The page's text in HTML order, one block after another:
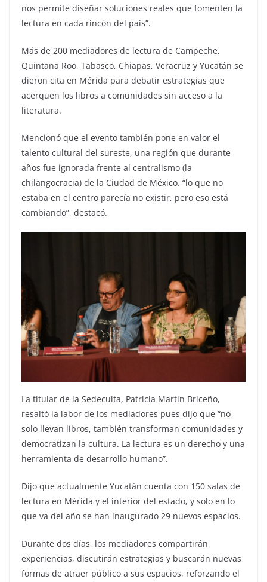
nos permite diseñar soluciones reales que fomenten la
lectura en cada rincón del país”.
Más de 200 mediadores de lectura de Campeche,
Quintana Roo, Tabasco, Chiapas, Veracruz y Yucatán se
dieron cita en Mérida para debatir estrategias que
acerquen los libros a comunidades sin acceso a la
literatura.
Mencionó que el evento también pone en valor el
talento cultural del sureste, una región que durante
años fue ignorada frente al centralismo (la
chilangocracia) de la Ciudad de México. “lo que no
estaba en el centro parecía no existir, pero eso está
cambiando”, destacó.
La titular de la Sedeculta, Patricia Martín Briceño,
resaltó la labor de los mediadores pues dijo que “no
solo llevan libros, también transforman comunidades y
democratizan la cultura. La lectura es un derecho y una
herramienta de desarrollo humano”.
Dijo que actualmente Yucatán cuenta con 150 salas de
lectura en Mérida y el interior del estado, y solo en lo
que va del año se han inaugurado 29 nuevos espacios.
Durante dos días, los mediadores compartirán
experiencias, discutirán estrategias y buscarán nuevas
formas de atraer público a sus espacios, reforzando el